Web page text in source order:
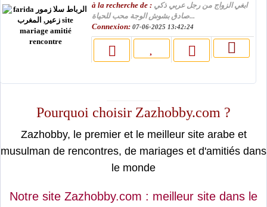
à la recherche de : ابغي الزواج من رجل عربي ذكي
صادق بشوش الوجة محب للحياة...
Connexion: 07-06-2025 13:42:24
Pourquoi choisir Zazhobby.com ?
Zazhobby, le premier et le meilleur site arabe et
musulman de rencontres, de mariages et d'amitiés dans
le monde
Notre site Zazhobby.com : meilleur site dans le